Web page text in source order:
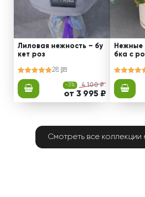
Лиловая нежность – бу
кет роз
28
-3% 4 100 ₽
от 3 995 ₽
Нежные
бка с
Смотреть все коллекции